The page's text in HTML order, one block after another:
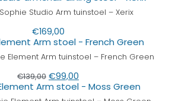
Studio Arm tuinstoel – Xerix
€169,00
Element Arm tuinstoel – French Green
€139,00 €99,00